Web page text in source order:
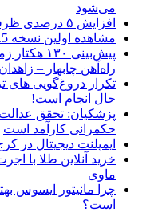
می‌شود
افزایش ۵ درصدی ظرفیت قطارهای اربعین
مشاهده اولین نسخه One UI 9.5 روی سرورهای سامسونگ
پیش‌بینی
راه‌آهن چابهار – زاهدان
تکرار دروغ‌گویی های
حال انجام است!
پزشکیان: تحقق
حکمرانی کارآمد است
ایمپلنت دیجیتال در
خرید آنلاین طلا با
ماوی
چرا مانیتور ایسوس
است؟